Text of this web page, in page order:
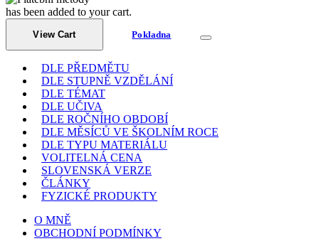
has been added to your cart.
View Cart Pokladna
DLE PŘEDMĚTU
DLE STUPNĚ VZDĚLÁNÍ
DLE TÉMAT
DLE UČIVA
DLE ROČNÍHO OBDOBÍ
DLE MĚSÍCŮ VE ŠKOLNÍM ROCE
DLE TYPU MATERIÁLU
VOLITELNÁ CENA
SLOVENSKÁ VERZE
ČLÁNKY
FYZICKÉ PRODUKTY
O MNĚ
OBCHODNÍ PODMÍNKY